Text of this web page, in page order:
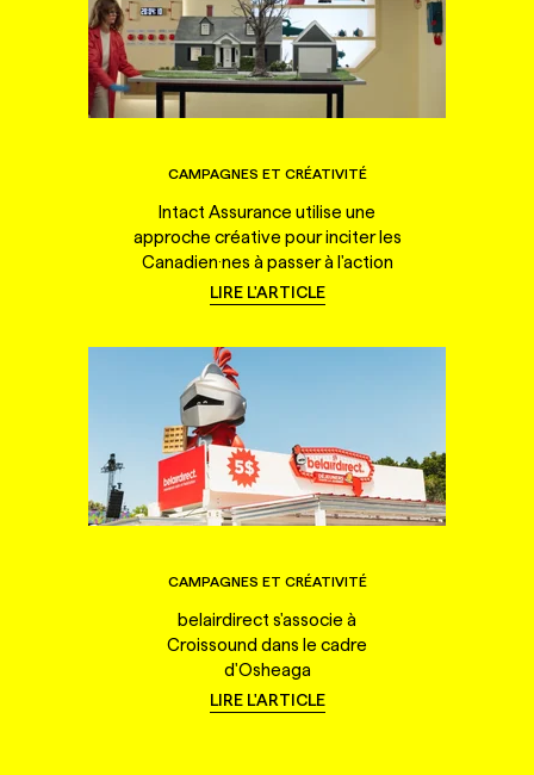
CAMPAGNES ET CRÉATIVITÉ
Intact Assurance utilise une
approche créative pour inciter les
Canadien·nes à passer à l'action
LIRE L'ARTICLE
CAMPAGNES ET CRÉATIVITÉ
belairdirect s'associe à
Croissound dans le cadre
d'Osheaga
LIRE L'ARTICLE